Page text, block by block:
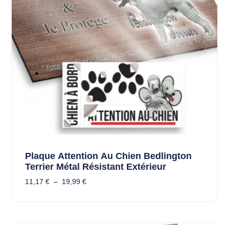
Plaque Attention Au Chien Bedlington
Terrier Métal Résistant Extérieur
11,17 € – 19,99 €